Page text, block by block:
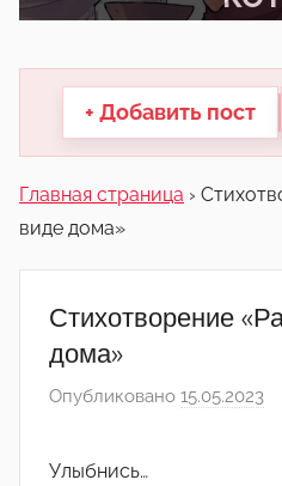
другие.
+ Добавить пост
Главная страница ›
виде дома»
Стихотворение
дома»
Опубликовано 15.05.2023
Улыбнись…